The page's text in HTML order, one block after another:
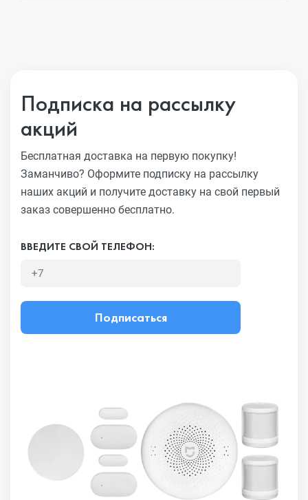
Подписка на рассылку
акций
Бесплатная доставка на первую покупку!
Заманчиво? Оформите подписку на рассылку
наших акций и получите доставку на свой первый
заказ совершенно бесплатно.
ВВЕДИТЕ СВОЙ ТЕЛЕФОН:
Подписаться